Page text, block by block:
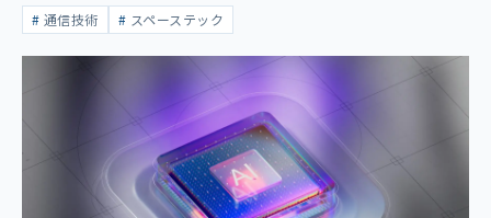
通信技術 スペーステック